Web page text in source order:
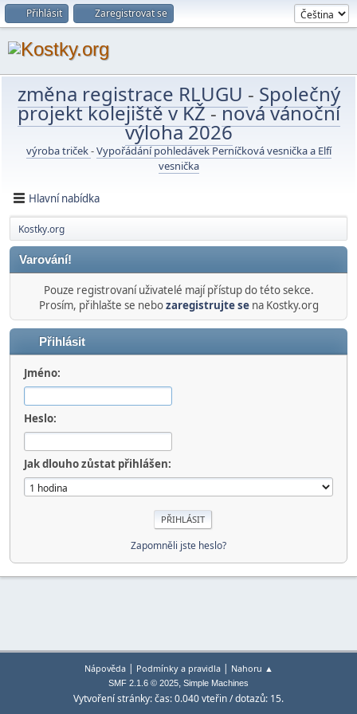
Přihlásit Zaregistrovat se
změna registrace RLUGU - Společný
projekt kolejiště v KŽ-nová vánoční
výloha 2026
výroba triček-Vypořádání pohledávek Perníčková vesnička a Elfí
vesnička
Hlavní nabídka
Kostky.org
Varování!
Pouze registrovaní uživatelé mají přístup do této sekce.
Prosím, přihlašte se nebozaregistrujte sena Kostky.org
Přihlásit
Jméno:
Heslo:
Jak dlouho zůstat přihlášen:
Zapomněli jste heslo?
Nápověda| Podmínky a pravidla| Nahoru ▲
SMF 2.1.6 © 2025, Simple Machines
Vytvoření stránky: čas: 0.040 vteřin / dotazů: 15.